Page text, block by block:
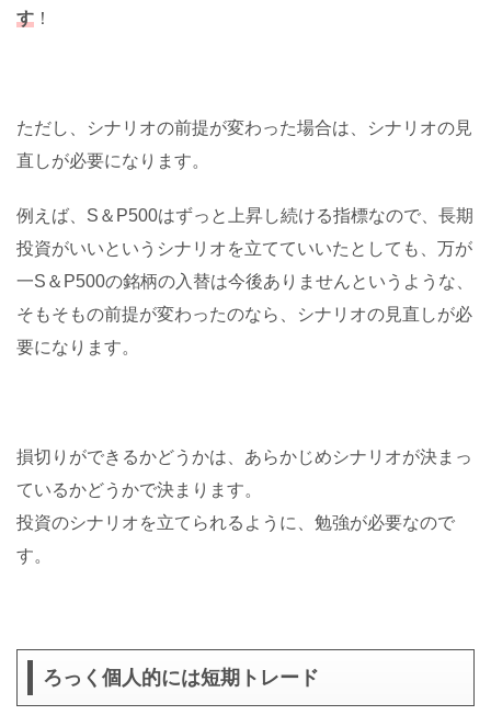
す ！
ただし、シナリオの前提が変わった場合は、シナリオの見
直しが必要になります。
例えば、S＆P500はずっと上昇し続ける指標なので、長期
投資がいいというシナリオを立てていいたとしても、万が
一S＆P500の銘柄の入替は今後ありませんというような、
そもそもの前提が変わったのなら、シナリオの見直しが必
要になります。
損切りができるかどうかは、あらかじめシナリオが決まっ
ているかどうかで決まります。
投資のシナリオを立てられるように、勉強が必要なので
す。
ろっく個人的には短期トレード